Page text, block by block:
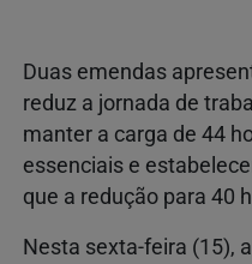
Duas emendas
reduz a jornada de
manter a carga de 44
essenciais e
que a redução para 40
Nesta sexta-feira (15),